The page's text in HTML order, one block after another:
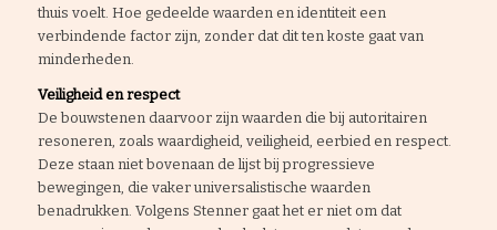
thuis voelt. Hoe gedeelde waarden en identiteit een
verbindende factor zijn, zonder dat dit ten koste gaat van
minderheden.
Veiligheid en respect
De bouwstenen daarvoor zijn waarden die bij autoritairen
resoneren, zoals waardigheid, veiligheid, eerbied en respect.
Deze staan niet bovenaan de lijst bij progressieve
bewegingen, die vaker universalistische waarden
benadrukken. Volgens Stenner gaat het er niet om dat